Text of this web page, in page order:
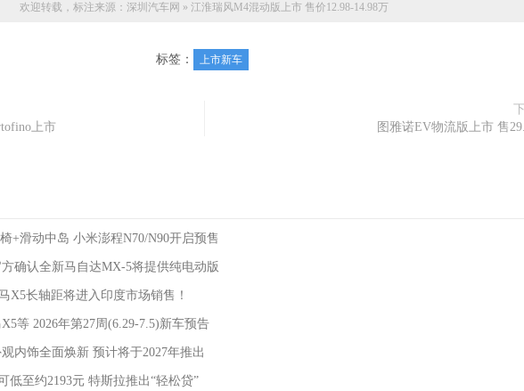
欢迎转载，标注来源： 深圳汽车网 » 江淮瑞风M4混动版上市 售价12.98-14.98万
标签： 上市新车
上市
图雅诺EV物流版上市 售
+滑动中岛 小米澎程N70/N90开启预售
确认全新马自达MX-5将提供纯电动版
X5长轴距将进入印度市场销售！
等 2026年第27周(6.29-7.5)新车预告
内饰全面焕新 预计将于2027年推出
低至约2193元 特斯拉推出“轻松贷”